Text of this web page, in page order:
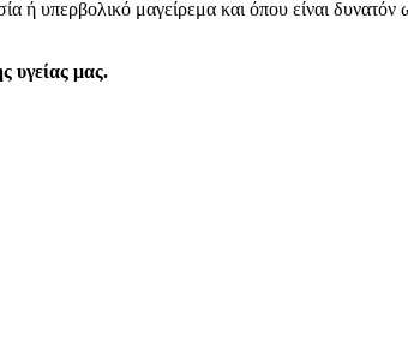
ή υπερβολικό μαγείρεμα και όπου είναι
υγείας μας.